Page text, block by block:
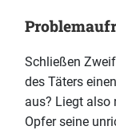
Schließen
des Täters
aus? Liegt also
Opfer seine